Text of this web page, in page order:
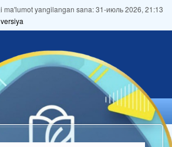
ma'lumot yangilangan sana: 31-июль 2026, 21:13